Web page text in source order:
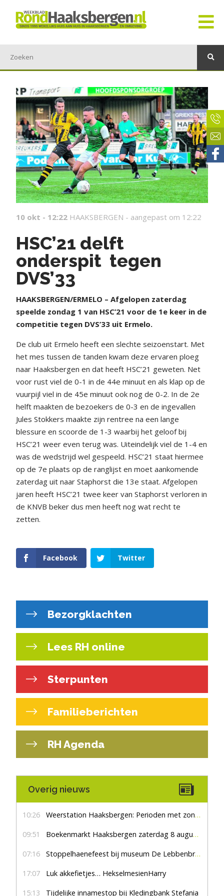
10 okt - 12:22 HAAKSBERGEN - aangepast om 12:22
HSC’21 delft
onderspit tegen
DVS’33
HAAKSBERGEN/ERMELO – Afgelopen zaterdag
speelde zondag 1 van HSC’21 voor de 1e keer in de
competitie tegen DVS’33 uit Ermelo.
De club uit Ermelo heeft een slechte seizoenstart. Met
het mes tussen de tanden kwam deze ervaren ploeg
naar Haaksbergen en dat heeft HSC’21 geweten. Net
voor rust viel de 0-1 in de 44e minuut en als klap op de
vuurpijl viel in de 45e minuut ook nog de 0-2. In de 2e
helft maakten de bezoekers de 0-3 en de ingevallen
Jules Stokkers maakte zijn rentree na een lange
blessure en scoorde de 1-3 waarbij het geloof bij
HSC’21 weer even terug was. Uiteindelijk viel de 1-4 en
was de wedstrijd wel gespeeld. HSC’21 staat hiermee
op de 7e plaats op de ranglijst en moet aankomende
zaterdag uit naar Staphorst die 13e staat. Afgelopen
jaren heeft HSC’21 twee keer van Staphorst verloren in
de KNVB beker dus men heeft nog wat recht te
zetten.
Facebook Twitter
Bezorgklachten
Lees RH online
Sterpunten
Familieberichten
RH Agenda
Overig nieuws
10:26 Weerstation Haaksbergen: Perioden met zon en droog
09:51 Boekenmarkt Haaksbergen zaterdag 8 augustus, marktplein Haaksbergen
07:16 Stoppelhaenefeest bij museum De Lebbenbrugge
17:07 Luk akkefietjes… HekselmesienHarry
15:13 Tijdelijke innamestop bij Kledingbank Stefania